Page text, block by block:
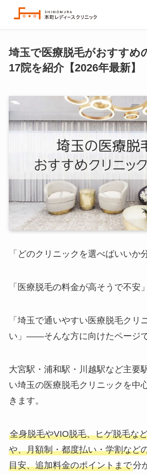
埼玉で医療脱毛がおすすめ
17院を紹介【2026年最新】
「どのクリニックを選べばいいか
「医療脱毛の料金が高そうで不安」
「埼玉で通いやすい医療脱毛クリ
い」——そんな方に向けたページで
大宮駅・浦和駅・川越駅など主要
い埼玉の医療脱毛クリニックを中
きます。
全身脱毛やVIO脱毛、ヒゲ脱毛な
や、月額制・都度払い・学割など
目安、追加料金のポイントまで分